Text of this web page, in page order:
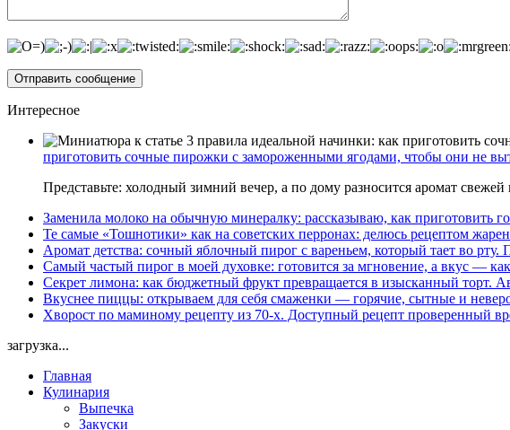
Интересное
приготовить сочные пирожки с замороженными ягодами, чтобы они не
Представьте: холодный зимний вечер, а по дому разносится аромат
Заменила молоко на обычную минералку: рассказываю, как приготовить
Те самые «Тошнотики» как на советских перронах: делюсь рецептом
Аромат детства: сочный яблочный пирог с вареньем, который тает во рту.
Самый частый пирог в моей духовке: готовится за мгновение, а вкус —
Секрет лимона: как бюджетный фрукт превращается в изысканный торт.
Вкуснее пиццы: открываем для себя смаженки — горячие, сытные и
Хворост по маминому рецепту из 70-х. Доступный рецепт проверенный
загрузка...
Главная
Кулинария
Выпечка
Закуски